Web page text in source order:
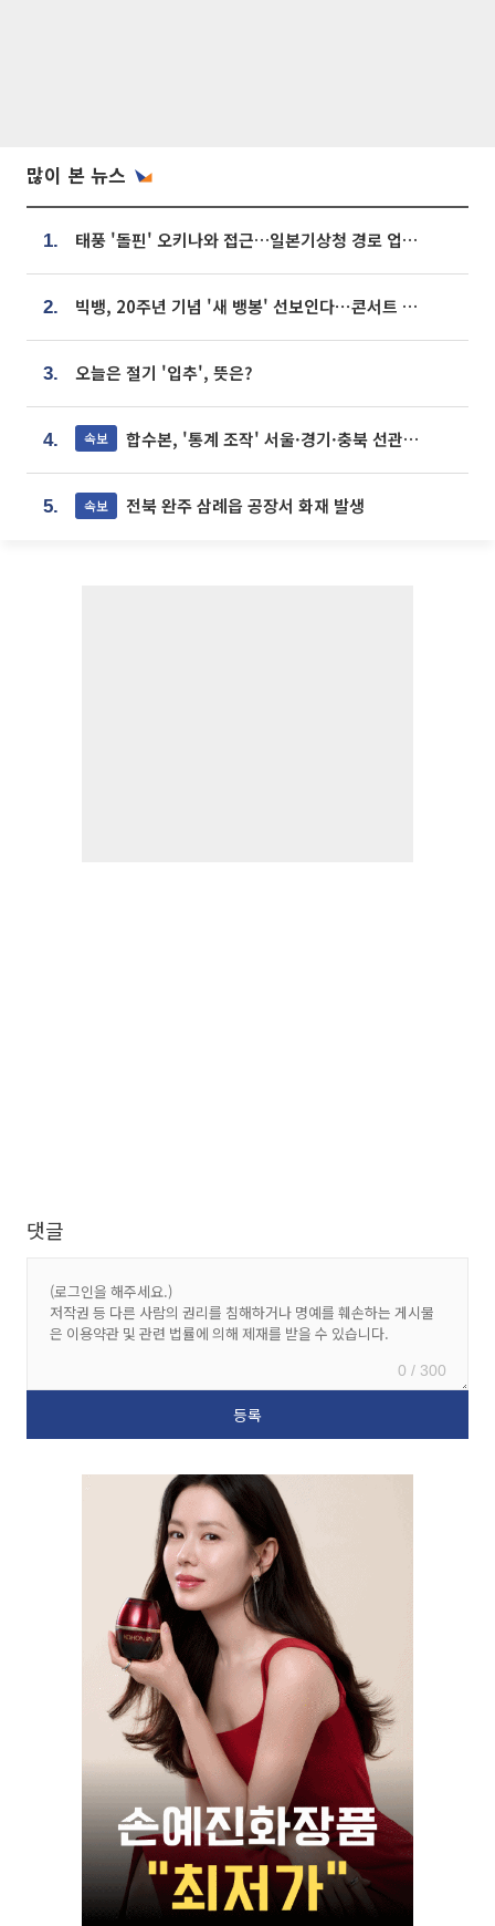
많이 본 뉴스
1. 태풍 '돌핀' 오키나와 접근…일본기상청 경로 업데이트
2. 빅뱅, 20주년 기념 '새 뱅봉' 선보인다⋯콘서트 앞두고 팝업 개최
3. 오늘은 절기 '입추', 뜻은?
4. 속보 합수본, '통계 조작' 서울·경기·충북 선관위 등 추가 압수수색
5. 속보 전북 완주 삼례읍 공장서 화재 발생
댓글
0 / 300